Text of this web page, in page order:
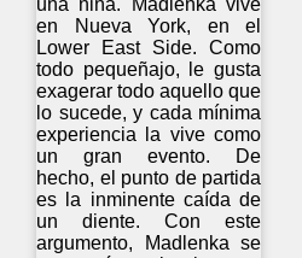
en Nueva York, en el
Lower East Side. Como
todo pequeñajo, le gusta
exagerar todo aquello que
lo sucede, y cada mínima
experiencia la vive como
un gran evento. De
hecho, el punto de partida
es la inminente caída de
un diente. Con este
argumento, Madlenka se